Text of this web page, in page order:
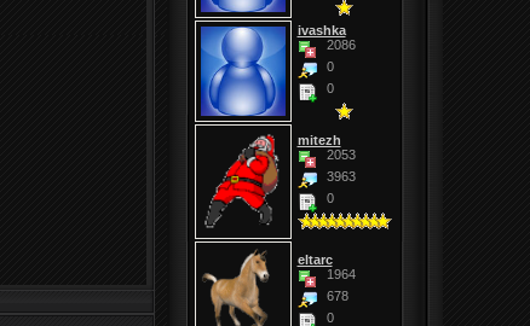
ivashka
2086
0
0
mitezh
2053
3963
0
eltarc
1964
678
0